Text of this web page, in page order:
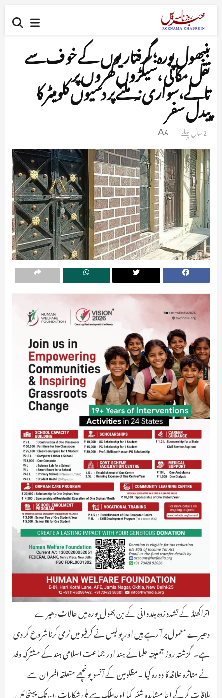
بنبھول پورہ؛ گرفتاریوں کے خو ف سے
نقل مکانی ،سیکڑوں گھروں پر
تالے،سواری نہ ملنے پر دسیوں کلومیٹر کا
پیدل سفر
2 سال پہلے A
A
اتراکھنڈ کے تشدد زدہ ہلدوانی کے بن بھول پورہ میں حالات دھیرے
دھیرے معمول پر آ رہے ہیں اور پولیس نے کرفیو میں نرمی کرنا شروع کر دی
ہے۔ گزشتہ روز جمعیتہ علما ئے ہند اور جماعت اسلامی ہند کے مشترکہ وفد
نے متاثرہ علاقہ کا دورہ کیا ۔مظلومین کے آنسو پونچھے متعلقہ افسران سے
ملاقات کرکے اپنا مشاہدہ شئیر کیا اور پبلک سے ملی شکایات ان تک پہنچائیں